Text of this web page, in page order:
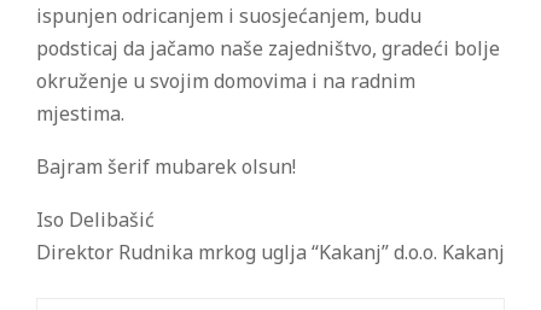
ispunjen odricanjem i suosjećanjem, budu
podsticaj da jačamo naše zajedništvo, gradeći bolje
okruženje u svojim domovima i na radnim
mjestima.
Bajram šerif mubarek olsun!
Iso Delibašić
Direktor Rudnika mrkog uglja “Kakanj” d.o.o. Kakanj